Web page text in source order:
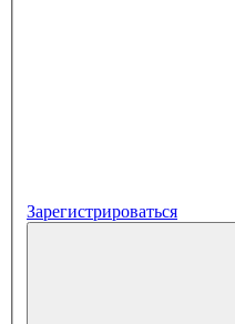
Зарегистрироваться